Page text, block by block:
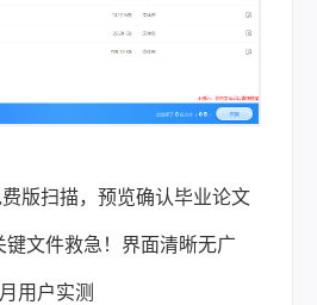
版扫描，预览确认毕业论文
键文件救急！界面清晰无广
用户实测